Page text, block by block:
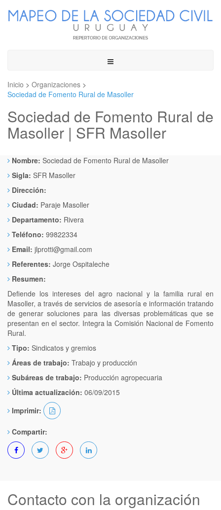
Toggle
Inicio > Organizaciones >
Sociedad de Fomento Rural de Masoller
Sociedad de Fomento Rural de
Masoller | SFR Masoller
Nombre: Sociedad de Fomento Rural de Masoller
Sigla: SFR Masoller
Dirección:
Ciudad: Paraje Masoller
Departamento: Rivera
Teléfono: 99822334
Email: jlprotti@gmail.com
Referentes: Jorge Ospitaleche
Resumen:
Defiende los intereses del agro nacional y la familia rural en
Masoller, a través de servicios de asesoría e información tratando
de generar soluciones para las diversas problemáticas que se
presentan en el sector. Integra la Comisión Nacional de Fomento
Rural.
Tipo: Sindicatos y gremios
Áreas de trabajo: Trabajo y producción
Subáreas de trabajo: Producción agropecuaria
Última actualización: 06/09/2015
Imprimir:
Compartir:
Contacto con la organización